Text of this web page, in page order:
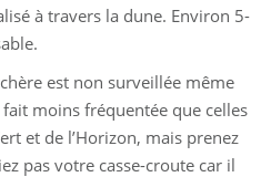
à travers la dune. Environ 5-
est non surveillée même
moins fréquentée que celles
et de l’Horizon, mais prenez
pas votre casse-croute car il